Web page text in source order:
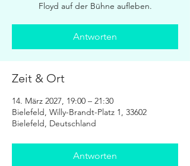
Floyd auf der Bühne aufleben.
Antworten
Zeit & Ort
14. März 2027, 19:00 – 21:30
Bielefeld, Willy-Brandt-Platz 1, 33602
Bielefeld, Deutschland
Antworten